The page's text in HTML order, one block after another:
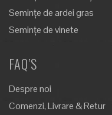
Semințe de ardei gras
Semințe de vinete
FAQ’S
Despre noi
Comenzi, Livrare & Retur